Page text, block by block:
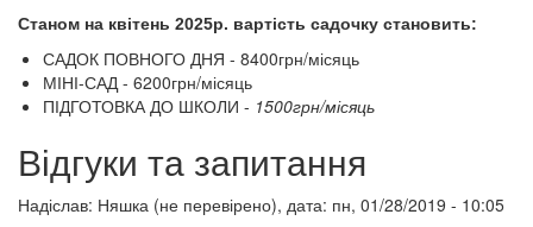
Станом на квітень 2025р. вартість садочку становить:
САДОК ПОВНОГО ДНЯ - 8400грн/місяць
МІНІ-САД - 6200грн/місяць
ПІДГОТОВКА ДО ШКОЛИ - 1500грн/місяць
Відгуки та запитання
Надіслав: Няшка (не перевірено), дата: пн, 01/28/2019 - 10:05